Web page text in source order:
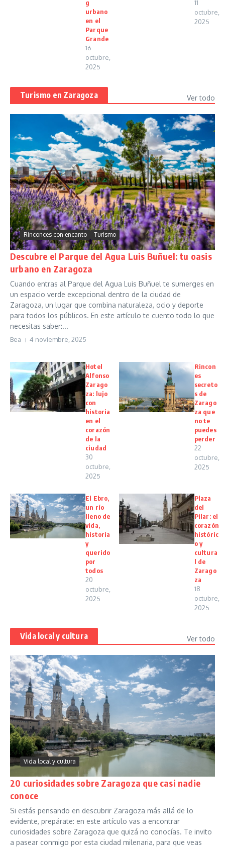
g
urbano
en el
Parque
Grande
16
octubre,
2025
11
octubre,
2025
Turismo en Zaragoza Ver todo
Rinconces con encanto Turismo
Descubre el Parque del Agua Luis Buñuel: tu oasis
urbano en Zaragoza
Cuando entras al Parque del Agua Luis Buñuel te sumerges en
un espacio verde excepcional dentro de la ciudad de
Zaragoza, un lugar que combina naturaleza, ocio y deporte
para todos los públicos. En este artículo te cuento todo lo que
necesitas saber:...
Bea 4 noviembre, 2025
Hotel
Alfonso
Zarago
za: lujo
con
historia
en el
corazón
de la
ciudad
30
octubre,
2025
Rincon
es
secreto
s de
Zarago
za que
no te
puedes
perder
22
octubre,
2025
El Ebro,
un río
lleno de
vida,
historia
y
querido
por
todos
20
octubre,
2025
Plaza
del
Pilar: el
corazón
históric
o y
cultura
l de
Zarago
za
18
octubre,
2025
Vida local y cultura Ver todo
Vida local y cultura
20 curiosidades sobre Zaragoza que casi nadie
conoce
Si estás pensando en descubrir Zaragoza más allá de lo
evidente, prepárate: en este artículo vas a encontrar
curiosidades sobre Zaragoza que quizá no conocías. Te invito
a pasear conmigo por esta ciudad milenaria, para que veas